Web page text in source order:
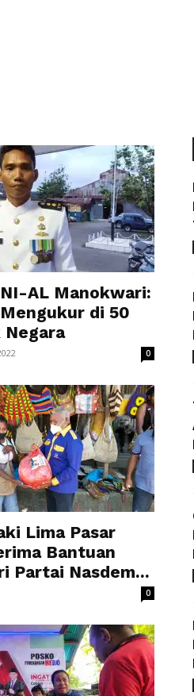
AL Manokwari:
di 50
Negara
0
Lima Pasar
Bantuan
Partai Nasdem...
0